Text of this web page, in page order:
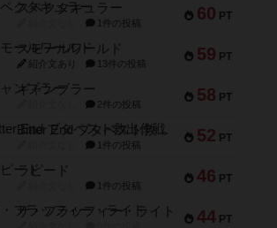
60 PT
スペクタキュラー
1件の投稿
59 PT
スモールワールド
紹介文あり 13件の投稿
58 PT
ギャンブラー
2件の投稿
52 PT
Bitter End ブタペスト救出作戦
1件の投稿
46 PT
ラピード
1件の投稿
44 PT
ザ・フラッフィー・ライト